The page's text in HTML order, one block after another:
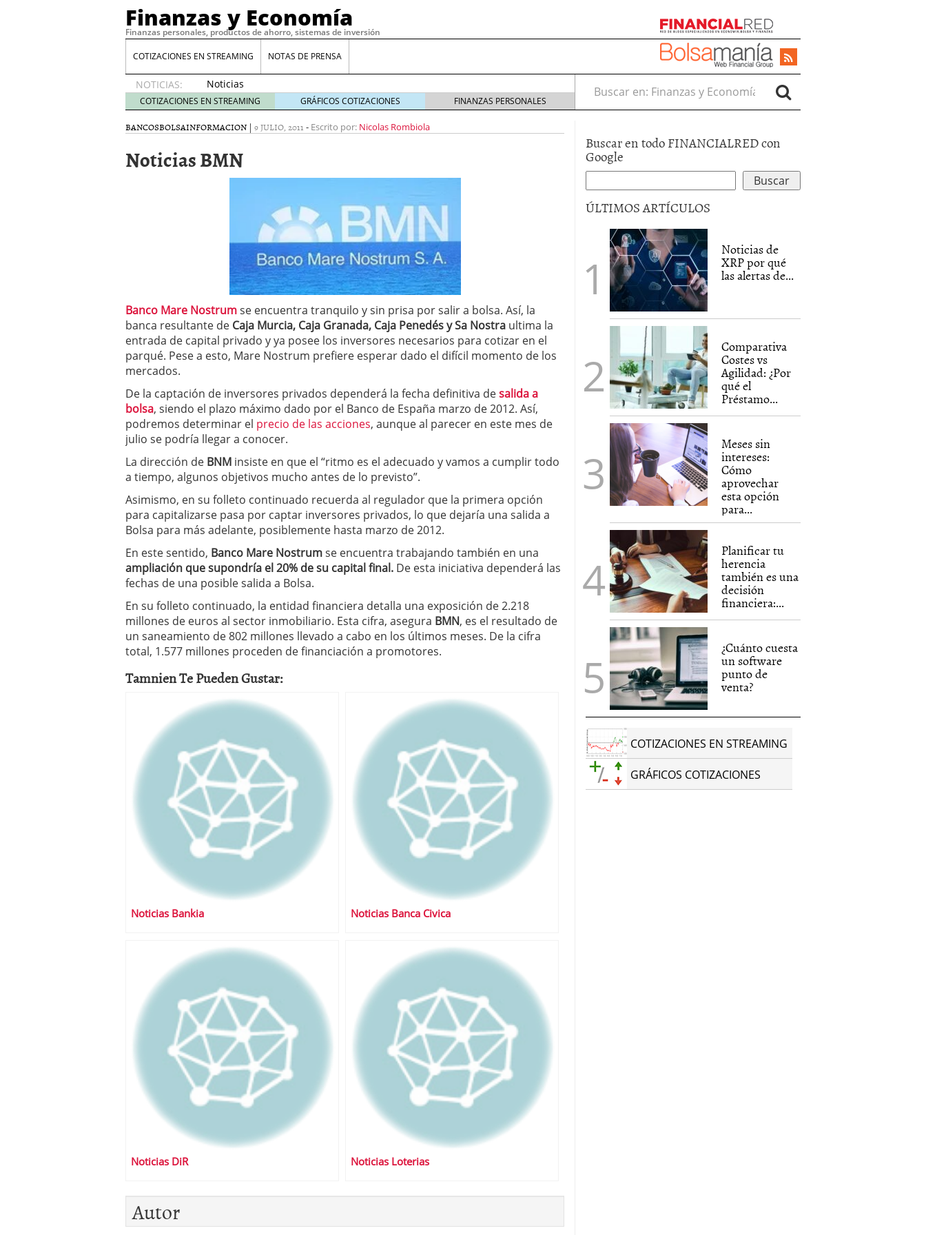
Finanzas y Economía
Finanzas personales, productos de ahorro, sistemas de inversión
COTIZACIONES EN STREAMING NOTAS DE PRENSA
NOTICIAS:
Noticias
de XRP
por qué
las
de
whales
suelen
Comparativa Costes vs Agilidad: ¿Por qué el Préstamo Promotor privado
acelera la rentabilidad? 12 de diciembre de 2025
Meses sin intereses: Cómo aprovechar esta opción para gestionar tus
compras 24 de noviembre de 2025
Planificar tu herencia también es una decisión financiera: cómo anticiparte
a los costes 21 de noviembre de 2025
¿Cuánto cuesta un software punto de venta? 3 de octubre de 2025
COTIZACIONES EN STREAMING GRÁFICOS COTIZACIONES FINANZAS PERSONALES
Buscar en:
BANCOSBOLSAINFORMACION | 9 JULIO, 2011 - Escrito por: Nicolas Rombiola
Noticias BMN
Banco Mare Nostrumse encuentra tranquilo y sin prisa por salir a bolsa. Así, la
banca resultante de Caja Murcia, Caja Granada, Caja Penedés y Sa Nostra ultima la
entrada de capital privado y ya posee los inversores necesarios para cotizar en el
parqué. Pese a esto, Mare Nostrum prefiere esperar dado el difícil momento de los
mercados.
De la captación de inversores privados dependerá la fecha definitiva desalida a
bolsa, siendo el plazo máximo dado por el Banco de España marzo de 2012. Así,
podremos determinar el precio de las acciones, aunque al parecer en este mes de
julio se podría llegar a conocer.
La dirección de BNM insiste en que el “ritmo es el adecuado y vamos a cumplir todo
a tiempo, algunos objetivos mucho antes de lo previsto”.
Asimismo, en su folleto continuado recuerda al regulador que la primera opción
para capitalizarse pasa por captar inversores privados, lo que dejaría una salida a
Bolsa para más adelante, posiblemente hasta marzo de 2012.
En este sentido, Banco Mare Nostrumse encuentra trabajando también en una
ampliación que supondría el 20% de su capital final. De esta iniciativa dependerá las
fechas de una posible salida a Bolsa.
En su folleto continuado, la entidad financiera detalla una exposición de 2.218
millones de euros al sector inmobiliario. Esta cifra, asegura BMN, es el resultado de
un saneamiento de 802 millones llevado a cabo en los últimos meses. De la cifra
total, 1.577 millones proceden de financiación a promotores.
Tamnien Te Pueden Gustar:
Noticias Bankia Noticias Banca Civica
Noticias DiR Noticias Loterias
Autor
Buscar en todo FINANCIALRED con
Google
ÚLTIMOS ARTÍCULOS
Noticias de
XRP por qué
las alertas de...
Comparativa
Costes vs
Agilidad: ¿Por
qué el
Préstamo...
Meses sin
intereses:
Cómo
aprovechar
esta opción
para...
Planificar tu
herencia
también es una
decisión
financiera:...
¿Cuánto cuesta
un software
punto de
venta?
COTIZACIONES EN STREAMING
GRÁFICOS COTIZACIONES